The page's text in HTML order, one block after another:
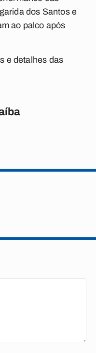
dos Santos e
ao palco após
e detalhes das